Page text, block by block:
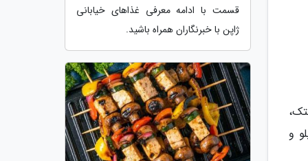
و
قسمت با ادامه معرفی غذاهای خیابانی
ژاپن با خبرنگاران همراه باشید.